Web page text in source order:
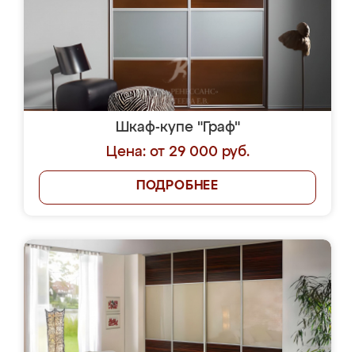
Шкаф-купе "Граф"
Цена: от 29 000 руб.
ПОДРОБНЕЕ